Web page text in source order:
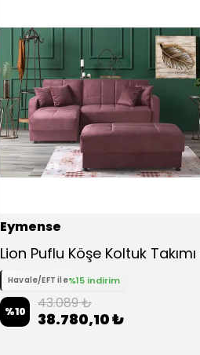
Eymense
Havale/EFT ile%15 indirim
%10 43.089 ₺
38.780,10 ₺